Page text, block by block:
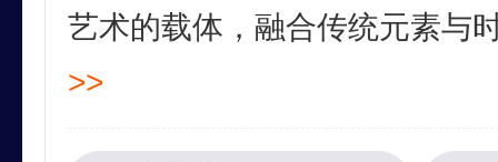
艺术的载体，融合传统元素与
>>